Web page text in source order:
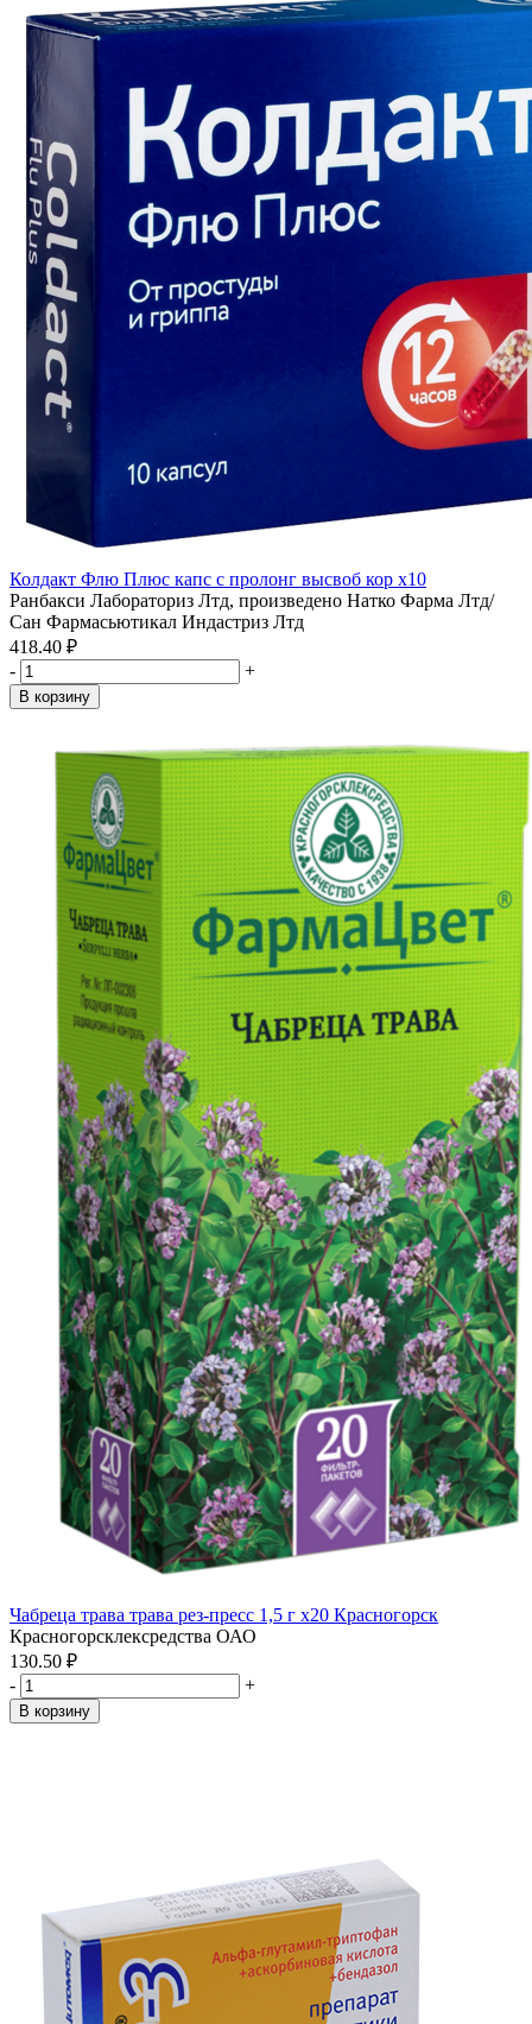
Колдакт Флю Плюс капс с пролонг высвоб кор x10
Ранбакси Лабораториз Лтд, произведено Натко Фарма Лтд/
Сан Фармасьютикал Индастриз Лтд
418.40 ₽
-
+
В корзину
Чабреца трава трава рез-пресс 1,5 г x20 Красногорск
Красногорсклексредства ОАО
130.50 ₽
-
+
В корзину